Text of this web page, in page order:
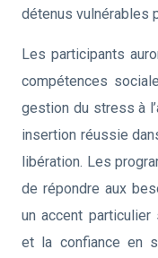
détenus vulnérables
Les participants
compétences
gestion du stress à
insertion réussie
libération. Les
de répondre aux
un accent
et la confiance en